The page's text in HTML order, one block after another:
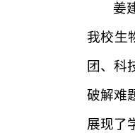
姜
我校生
团、科
破解难
展现了